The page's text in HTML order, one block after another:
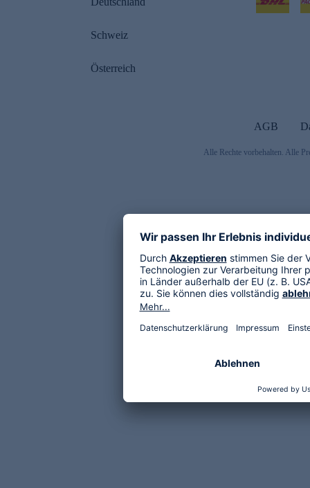
Schweiz
Österreich
AGB
Alle Rechte vorbehalten. Alle